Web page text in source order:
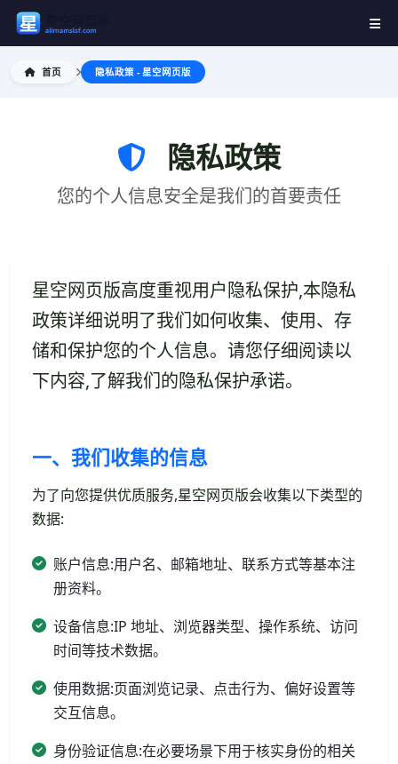
首页 隐私政策 - 星空网页版
隐私政策
您的个人信息安全是我们的首要责任
星空网页版高度重视用户隐私保护,本隐私
政策详细说明了我们如何收集、使用、存
储和保护您的个人信息。请您仔细阅读以
下内容,了解我们的隐私保护承诺。
一、我们收集的信息
为了向您提供优质服务,星空网页版会收集以下类型的
数据:
账户信息:用户名、邮箱地址、联系方式等基本注
册资料。
设备信息:IP 地址、浏览器类型、操作系统、访问
时间等技术数据。
使用数据:页面浏览记录、点击行为、偏好设置等
交互信息。
身份验证信息:在必要场景下用于核实身份的相关